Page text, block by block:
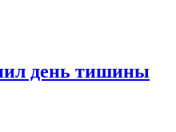
день тишины